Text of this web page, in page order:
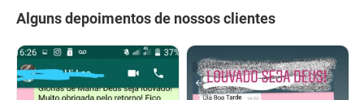
Alguns depoimentos de nossos clientes